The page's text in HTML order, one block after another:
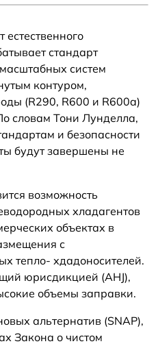
стандарт
систем
контуром,
(R290, R600 и R600a)
словам Тони Лунделла,
и безопасности
будут завершены не
возможность
хладагентов
объектах в
с
тепло- хдадоносителей.
юрисдикцией (AHJ),
объемы заправки.
альтернатив (SNAP),
Закона о чистом